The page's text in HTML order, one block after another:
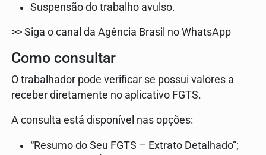
Suspensão do trabalho avulso.
>> Siga o canal da Agência Brasil no WhatsApp
Como consultar
O trabalhador pode verificar se possui valores a
receber diretamente no aplicativo FGTS.
A consulta está disponível nas opções:
“Resumo do Seu FGTS – Extrato Detalhado”;